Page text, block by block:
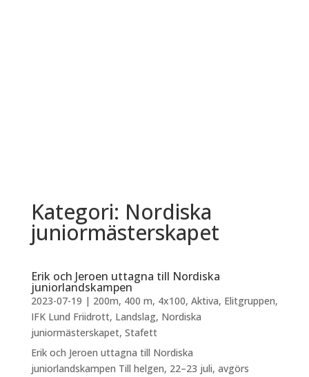
Kategori: Nordiska
juniormästerskapet
Erik och Jeroen uttagna till Nordiska
juniorlandskampen
2023-07-19 | 200m, 400 m, 4x100, Aktiva, Elitgruppen,
IFK Lund Friidrott, Landslag, Nordiska
juniormästerskapet, Stafett
Erik och Jeroen uttagna till Nordiska
juniorlandskampen Till helgen, 22–23 juli, avgörs